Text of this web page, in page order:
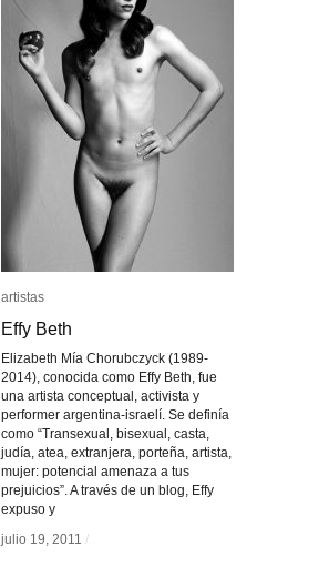
artistas
Effy Beth
Elizabeth Mía Chorubczyck (1989-
2014), conocida como Effy Beth, fue
una artista conceptual, activista y
performer argentina-israelí. Se definía
como “Transexual, bisexual, casta,
judía, atea, extranjera, porteña, artista,
mujer: potencial amenaza a tus
prejuicios”. A través de un blog, Effy
expuso y
julio 19, 2011 /
artistas
Effy Beth
julio 19, 2011 /